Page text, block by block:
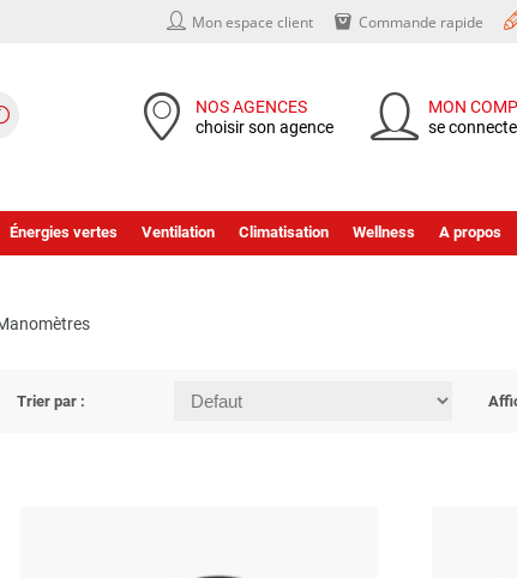
Mon espace client Commande rapide
NOS AGENCES
choisir son agence
MON
se
Énergies vertes Ventilation Climatisation Wellness A propos
Trier par :